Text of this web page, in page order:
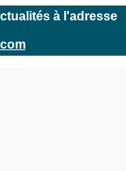
à l'adresse